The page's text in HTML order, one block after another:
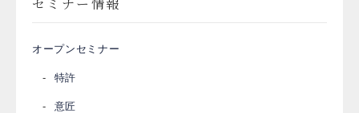
オープンセミナー
特許
意匠